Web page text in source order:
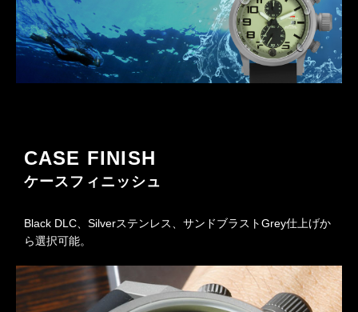
CASE FINISH
ケースフィニッシュ
Black DLC、Silverステンレス、サンドブラストGrey仕上げか
ら選択可能。